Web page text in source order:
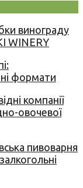
винограду
WINERY
формати
компанії
овочевої
пивоварня